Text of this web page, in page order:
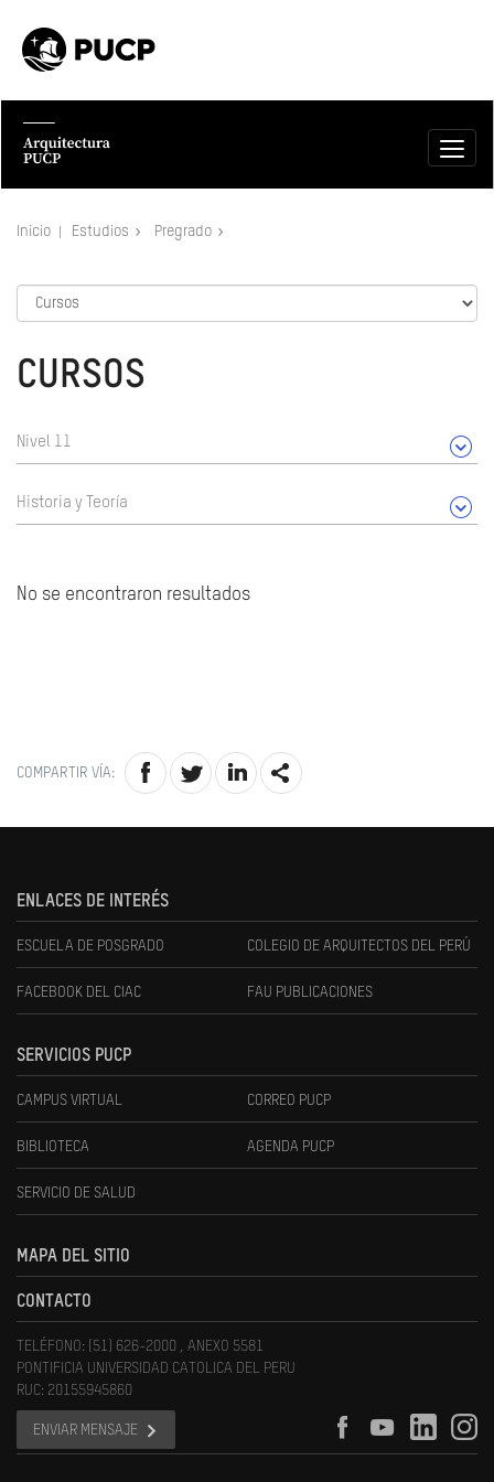
Inicio Estudios Pregrado
CURSOS
Nivel 11
Historia y Teoría
No se encontraron resultados
COMPARTIR VÍA:
ENLACES DE INTERÉS
ESCUELA DE POSGRADO COLEGIO DE ARQUITECTOS DEL PERÚ
FACEBOOK DEL CIAC FAU PUBLICACIONES
SERVICIOS PUCP
CAMPUS VIRTUAL CORREO PUCP
BIBLIOTECA AGENDA PUCP
SERVICIO DE SALUD
MAPA DEL SITIO
CONTACTO
TELÉFONO: (51) 626-2000 , ANEXO 5581
PONTIFICIA UNIVERSIDAD CATOLICA DEL PERU
RUC: 20155945860
ENVIAR MENSAJE